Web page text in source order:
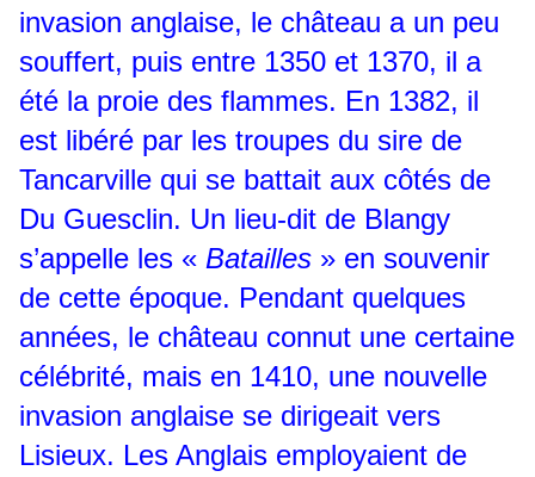
invasion anglaise, le château a un peu
souffert, puis entre 1350 et 1370, il a
été la proie des flammes. En 1382, il
est libéré par les troupes du sire de
Tancarville qui se battait aux côtés de
Du Guesclin. Un lieu-dit de Blangy
s’appelle les « Batailles » en souvenir
de cette époque. Pendant quelques
années, le château connut une certaine
célébrité, mais en 1410, une nouvelle
invasion anglaise se dirigeait vers
Lisieux. Les Anglais employaient de